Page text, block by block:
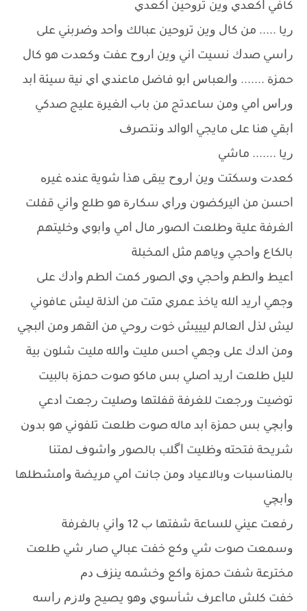
ﻛﺎﻓﻲ ﺍﻛﻌﺪﻱ ﻭﻳﻦ ﺗﺮﻭﺣﻴﻦ ﺍﻛﻌﺪﻱ
ﺭﻳﺎ ..... ﻣﻦ ﻛﺎﻝ ﻭﻳﻦ ﺗﺮﻭﺣﻴﻦ ﻋﺒﺎﻟﻚ ﻭﺍﺣﺪ ﻭﺿﺮﺑﻨﻲ ﻋﻠﻰ
ﺭﺍﺳﻲ ﺻﺪﻙ ﻧﺴﻴﺖ ﺍﻧﻲ ﻭﻳﻦ ﺍﺭﻭﺡ ﻋﻔﺖ ﻭﻛﻌﺪﺕ ﻫﻮ ﻛﺎﻝ
ﺣﻤﺰﺓ ....... ﻭﺍﻟﻌﺒﺎﺱ ﺍﺑﻮ ﻓﺎﺿﻞ ﻣﺎﻋﻨﺪﻱ ﺍﻱ ﻧﻴﺔ ﺳﻴﺌﺔ ﺍﺑﺪ
ﻭﺭﺍﺱ ﺍﻣﻲ ﻭﻣﻦ ﺳﺎﻋﺪﺗﺞ ﻣﻦ ﺑﺎﺏ ﺍﻟﻐﻴﺮﺓ ﻋﻠﻴﺞ ﺻﺪﻛﻲ
ﺍﺑﻘﻲ ﻫﻨﺎ ﻋﻠﻰ ﻣﺎﻳﺠﻲ ﺍﻟﻮﺍﻟﺪ ﻭﻧﺘﺼﺮﻑ
ﺭﻳﺎ ....... ﻣﺎﺷﻲ
ﻛﻌﺪﺕ ﻭﺳﻜﺘﺖ ﻭﻳﻦ ﺍﺭﻭﺡ ﻳﺒﻘﻰ ﻫﺬﺍ ﺷﻮﻳﺔ ﻋﻨﺪﻩ ﻏﻴﺮﻩ
ﺍﺣﺴﻦ ﻣﻦ ﺍﻟﻴﺮﻛﻀﻮﻥ ﻭﺭﺍﻱ ﺳﻜﺎﺭﺓ ﻫﻮ ﻃﻠﻊ ﻭﺍﻧﻲ ﻗﻔﻠﺖ
ﺍﻟﻐﺮﻓﺔ ﻋﻠﻴﺔ ﻭﻃﻠﻌﺖ ﺍﻟﺼﻮﺭ ﻣﺎﻝ ﺍﻣﻲ ﻭﺍﺑﻮﻱ ﻭﺧﻠﻴﺘﻬﻢ
ﺑﺎﻟﻜﺎﻉ ﻭﺍﺣﺠﻲ ﻭﻳﺎﻫﻢ ﻣﺜﻞ ﺍﻟﻤﺨﺒﻠﺔ
ﺍﻋﻴﻂ ﻭﺍﻟﻄﻢ ﻭﺍﺣﺠﻲ ﻭﻱ ﺍﻟﺼﻮﺭ ﻛﻤﺖ ﺍﻟﻄﻢ ﻭﺍﺩﻙ ﻋﻠﻰ
ﻭﺟﻬﻲ ﺍﺭﻳﺪ ﺍﻟﻠﻪ ﻳﺎﺧﺬ ﻋﻤﺮﻱ ﻣﺘﺖ ﻣﻦ ﺍﻟﺬﻟﺔ ﻟﻴﺶ ﻋﺎﻓﻮﻧﻲ
ﻟﻴﺶ ﻟﺬﻝ ﺍﻟﻌﺎﻟﻢ ﻟﻴﻴﻴﺶ ﺧﻮﺕ ﺭﻭﺣﻲ ﻣﻦ ﺍﻟﻘﻬﺮ ﻭﻣﻦ ﺍﻟﺒﭽﻲ
ﻭﻣﻦ ﺍﻟﺪﻙ ﻋﻠﻰ ﻭﺟﻬﻲ ﺍﺣﺲ ﻣﻠﻴﺖ ﻭﺍﻟﻠﻪ ﻣﻠﻴﺖ ﺷﻠﻮﻥ ﺑﻴﺔ
ﻟﻠﻴﻞ ﻃﻠﻌﺖ ﺍﺭﻳﺪ ﺍﺻﻠﻲ ﺑﺲ ﻣﺎﻛﻮ ﺻﻮﺕ ﺣﻤﺰﺓ ﺑﺎﻟﺒﻴﺖ
ﺗﻮﺿﻴﺖ ﻭﺭﺟﻌﺖ ﻟﻠﻐﺮﻓﺔ ﻗﻔﻠﺘﻬﺎ ﻭﺻﻠﻴﺖ ﺭﺟﻌﺖ ﺍﺩﻋﻲ
ﻭﺍﺑﭽﻲ ﺑﺲ ﺣﻤﺰﺓ ﺍﺑﺪ ﻣﺎﻟﻪ ﺻﻮﺕ ﻃﻠﻌﺖ ﺗﻠﻔﻮﻧﻲ ﻫﻮ ﺑﺪﻭﻥ
ﺷﺮﻳﺤﺔ ﻓﺘﺤﺘﻪ ﻭﻇﻠﻴﺖ ﺍﮔﻠﺐ ﺑﺎﻟﺼﻮﺭ ﻭﺍﺷﻮﻑ ﻟﻤﺘﻨﺎ
ﺑﺎﻟﻤﻨﺎﺳﺒﺎﺕ ﻭﺑﺎﻻﻋﻴﺎﺩ ﻭﻣﻦ ﺟﺎﻧﺖ ﺍﻣﻲ ﻣﺮﻳﻀﺔ ﻭﺍﻣﺸﻄﻠﻬﺎ
ﻭﺍﺑﭽﻲ
ﺭﻓﻌﺖ ﻋﻴﻨﻲ ﻟﻠﺴﺎﻋﺔ ﺷﻔﺘﻬﺎ ﺏ 12 ﻭﺍﻧﻲ ﺑﺎﻟﻐﺮﻓﺔ
ﻭﺳﻤﻌﺖ ﺻﻮﺕ ﺷﻲ ﻭﻛﻊ ﺧﻔﺖ ﻋﺒﺎﻟﻲ ﺻﺎﺭ ﺷﻲ ﻃﻠﻌﺖ
ﻣﺨﺘﺮﻋﺔ ﺷﻔﺖ ﺣﻤﺰﺓ ﻭﺍﻛﻊ ﻭﺧﺸﻤﻪ ﻳﻨﺰﻑ ﺩﻡ
ﺧﻔﺖ ﻛﻠﺶ ﻣﺎﺍﻋﺮﻑ ﺷﺄﺳﻮﻱ ﻭﻫﻮ ﻳﺼﻴﺢ ﻭﻻﺯﻡ ﺭﺍﺳﻪ